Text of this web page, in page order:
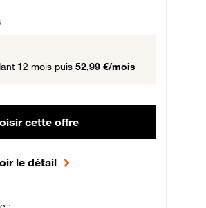
12 mois puis 52,99 €/mois
cette offre
le détail
: